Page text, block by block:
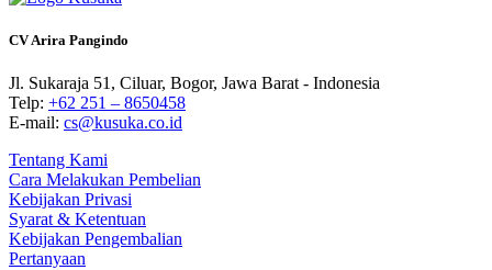
CV Arira Pangindo
Jl. Sukaraja 51, Ciluar, Bogor, Jawa Barat - Indonesia
Telp: +62 251 – 8650458
E-mail: cs@kusuka.co.id
Tentang Kami
Cara Melakukan Pembelian
Kebijakan Privasi
Syarat & Ketentuan
Kebijakan Pengembalian
Pertanyaan